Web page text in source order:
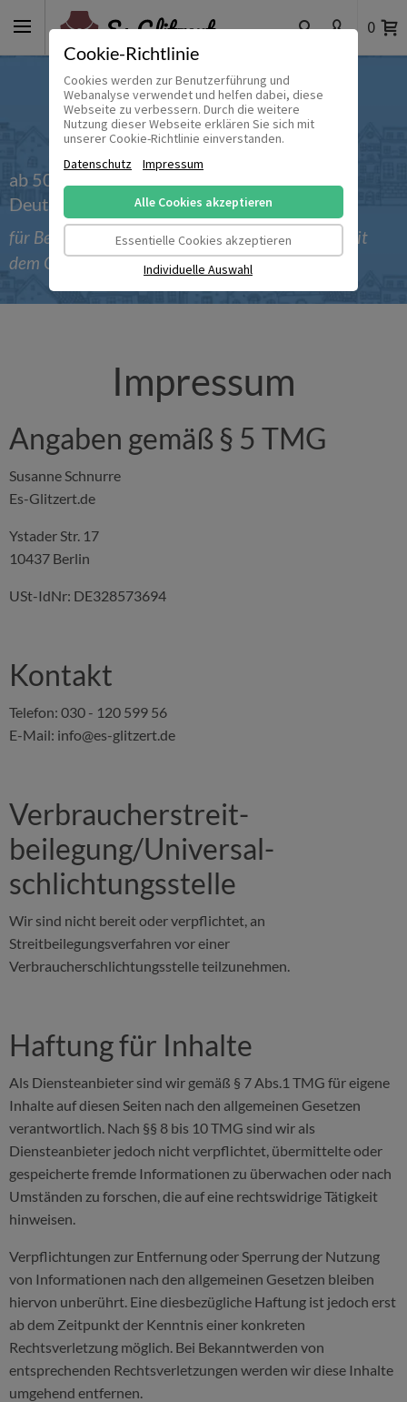
Cookie-Richtlinie
Cookies werden zur Benutzerführung und
Webanalyse verwendet und helfen dabei, diese
Webseite zu verbessern. Durch die weitere
Nutzung dieser Webseite erklären Sie sich mit
unserer Cookie-Richtlinie einverstanden.
Datenschutz
Impressum
Alle Cookies akzeptieren
Essentielle Cookies akzeptieren
Individuelle Auswahl
0
ab 50 € versandkostenfrei innerhalb
Deutschlands
für Bestellungen bis einschließlich 30.09.2026 mit
dem Gutscheincode 'Sommer_2026'
Impressum
Angaben gemäß § 5 TMG
Susanne Schnurre
Es-Glitzert.de
Ystader Str. 17
10437 Berlin
USt-IdNr: DE328573694
Kontakt
Telefon: 030 - 120 599 56
E-Mail: info@es-glitzert.de
Verbraucher­streit­
beilegung/Universal­
schlichtungs­stelle
Wir sind nicht bereit oder verpflichtet, an
Streitbeilegungsverfahren vor einer
Verbraucherschlichtungsstelle teilzunehmen.
Haftung für Inhalte
Als Diensteanbieter sind wir gemäß § 7 Abs.1 TMG für eigene
Inhalte auf diesen Seiten nach den allgemeinen Gesetzen
verantwortlich. Nach §§ 8 bis 10 TMG sind wir als
Diensteanbieter jedoch nicht verpflichtet, übermittelte oder
gespeicherte fremde Informationen zu überwachen oder nach
Umständen zu forschen, die auf eine rechtswidrige Tätigkeit
hinweisen.
Verpflichtungen zur Entfernung oder Sperrung der Nutzung
von Informationen nach den allgemeinen Gesetzen bleiben
hiervon unberührt. Eine diesbezügliche Haftung ist jedoch erst
ab dem Zeitpunkt der Kenntnis einer konkreten
Rechtsverletzung möglich. Bei Bekanntwerden von
entsprechenden Rechtsverletzungen werden wir diese Inhalte
umgehend entfernen.